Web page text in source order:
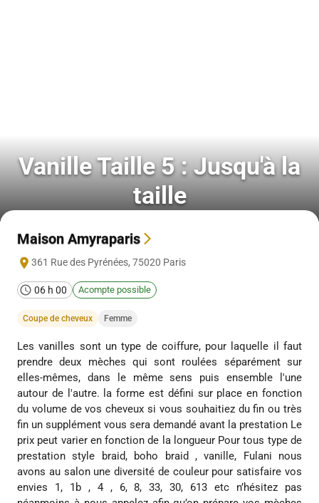
Vanille Taille 5 : Jusqu'à la
taille
Maison Amyraparis
361 Rue des Pyrénées, 75020 Paris
06 h 00 Acompte possible
Coupe de cheveux Femme
Les vanilles sont un type de coiffure, pour laquelle il faut
prendre deux mèches qui sont roulées séparément sur
elles-mêmes, dans le même sens puis ensemble l'une
autour de l'autre. la forme est défini sur place en fonction
du volume de vos cheveux si vous souhaitiez du fin ou très
fin un supplément vous sera demandé avant la prestation Le
prix peut varier en fonction de la longueur Pour tous type de
prestation style braid, boho braid , vanille, Fulani nous
avons au salon une diversité de couleur pour satisfaire vos
envies 1, 1b , 4 , 6, 8, 33, 30, 613 etc n’hésitez pas